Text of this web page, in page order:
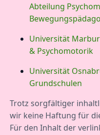
Abteilung
Universität
& Psychomotorik
Universität
Grundschulen
Trotz sorgfältiger
wir keine Haftung für
Für den Inhalt der